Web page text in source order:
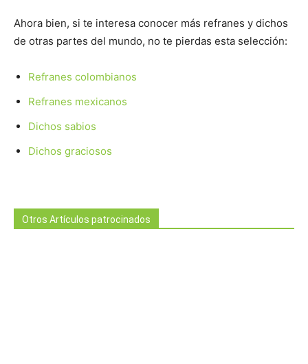
Ahora bien, si te interesa conocer más refranes y dichos
de otras partes del mundo, no te pierdas esta selección:
Refranes colombianos
Refranes mexicanos
Dichos sabios
Dichos graciosos
Otros Artículos patrocinados